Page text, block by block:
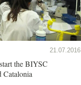
21.07.2016
the BIYSC
Catalonia